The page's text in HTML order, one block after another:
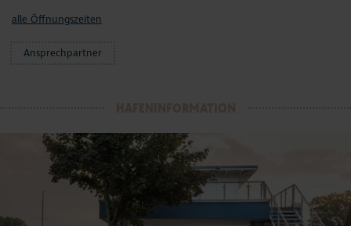
alle Öffnungszeiten
Ansprechpartner